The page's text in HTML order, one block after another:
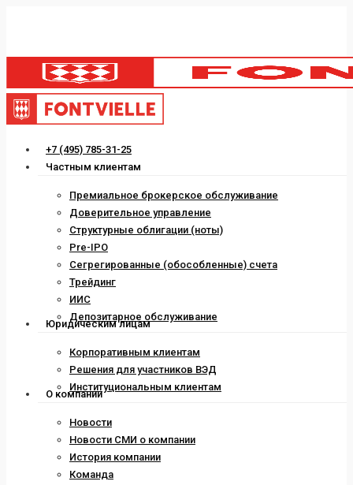
content
Menu
+7 (495) 785-31-25
Частным клиентам
Премиальное брокерское обслуживание
Доверительное управление
Структурные облигации (ноты)
Pre-IPO
Сегрегированные (обособленные) счета
Трейдинг
ИИС
Депозитарное обслуживание
Юридическим лицам
Корпоративным клиентам
Решения для участников ВЭД
Институциональным клиентам
О компании
Новости
Новости СМИ о компании
История компании
Команда